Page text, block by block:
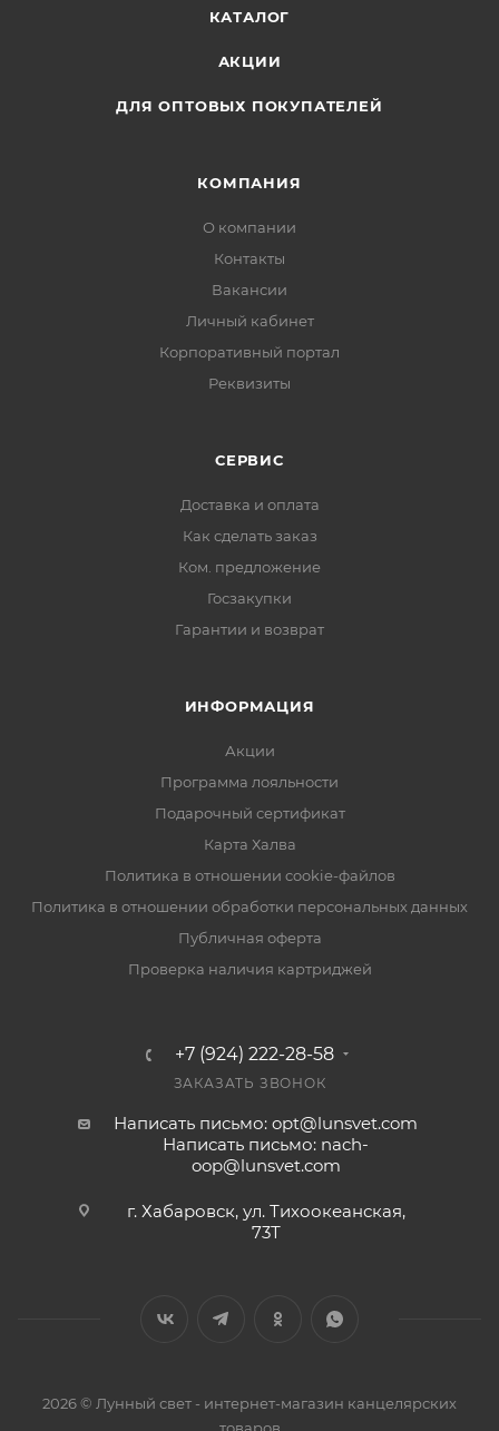
КАТАЛОГ
АКЦИИ
ДЛЯ ОПТОВЫХ ПОКУПАТЕЛЕЙ
КОМПАНИЯ
О компании
Контакты
Вакансии
Личный кабинет
Корпоративный портал
Реквизиты
СЕРВИС
Доставка и оплата
Как сделать заказ
Ком. предложение
Госзакупки
Гарантии и возврат
ИНФОРМАЦИЯ
Акции
Программа лояльности
Подарочный сертификат
Карта Халва
Политика в отношении cookie-файлов
Политика в отношении обработки персональных данных
Публичная оферта
Проверка наличия картриджей
+7 (924) 222-28-58
ЗАКАЗАТЬ ЗВОНОК
Написать письмо: opt@lunsvet.com
Написать письмо: nach-
oop@lunsvet.com
г. Хабаровск, ул. Тихоокеанская,
73Т
2026 © Лунный свет - интернет-магазин канцелярских